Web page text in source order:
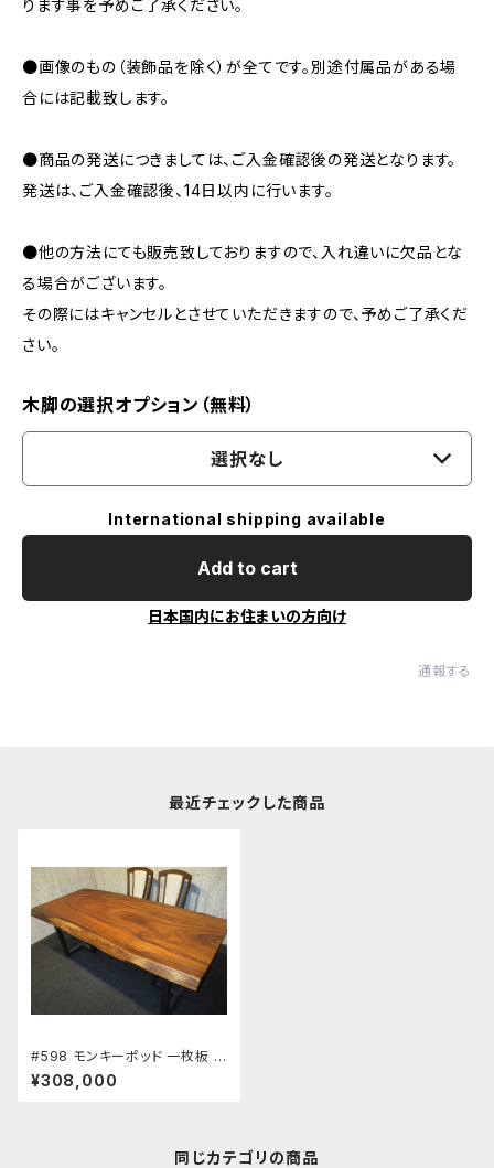
ります事を予めご了承ください。
●画像のもの（装飾品を除く）が全てです。別途付属品がある場
合には記載致します。
●商品の発送につきましては、ご入金確認後の発送となります。
発送は、ご入金確認後、14日以内に行います。
●他の方法にても販売致しておりますので、入れ違いに欠品とな
る場合がございます。
その際にはキャンセルとさせていただきますので、予めご了承くだ
さい。
木脚の選択オプション（無料）
選択なし
International shipping available
Add to cart
日本国内にお住まいの方向け
通報する
最近チェックした商品
#598 モンキーポッド 一枚板 ダ
イニングテーブル ワーキングデ
スク 座卓 長さ185cm 幅78～
¥308,000
同じカテゴリの商品